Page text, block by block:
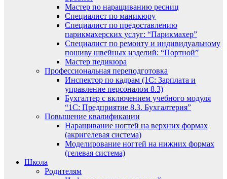
Мастер по наращиванию ресниц
Специалист по маникюру
Специалист по предоставлению
парикмахерских услуг: “Парикмахер”
Специалист по ремонту и индивидуальному
пошиву швейных изделий: “Портной”
Мастер педикюра
Профессиональная переподготовка
Инспектор по кадрам (1С: Зарплата и
управление персоналом 8.3)
Бухгалтер с включением учебного модуля
“1С: Предприятие 8.3. Бухгалтерия”
Повышение квалификации
Наращивание ногтей на верхних формах
(акригелевая система)
Моделирование ногтей на нижних формах
(гелевая система)
Школа
Родителям